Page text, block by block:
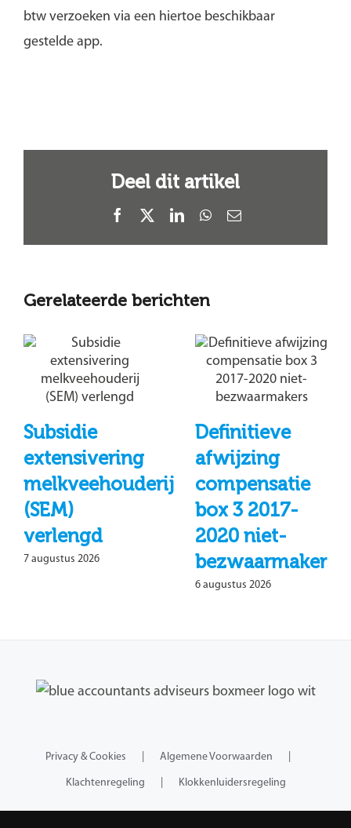
btw verzoeken via een hiertoe beschikbaar
gestelde app.
Deel dit artikel
Facebook
X LinkedInWhatsApp
E-
Gerelateerde berichten
Subsidie
extensivering
melkveehouderij
(SEM)
verlengd
7 augustus 2026
Definitieve
afwijzing
compensatie
box 3 2017-
2020 niet-
bezwaarmakers
6 augustus 2026
Privacy & Cookies Algemene Voorwaarden
Klachtenregeling Klokkenluidersregeling